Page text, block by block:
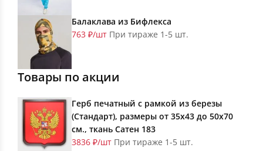
Балаклава из Бифлекса
763 ₽/шт При тираже 1-5 шт.
Товары по акции
Герб печатный с рамкой из березы
(Стандарт), размеры от 35х43 до 50х70
см., ткань Сатен 183
3836 ₽/шт При тираже 1-5 шт.